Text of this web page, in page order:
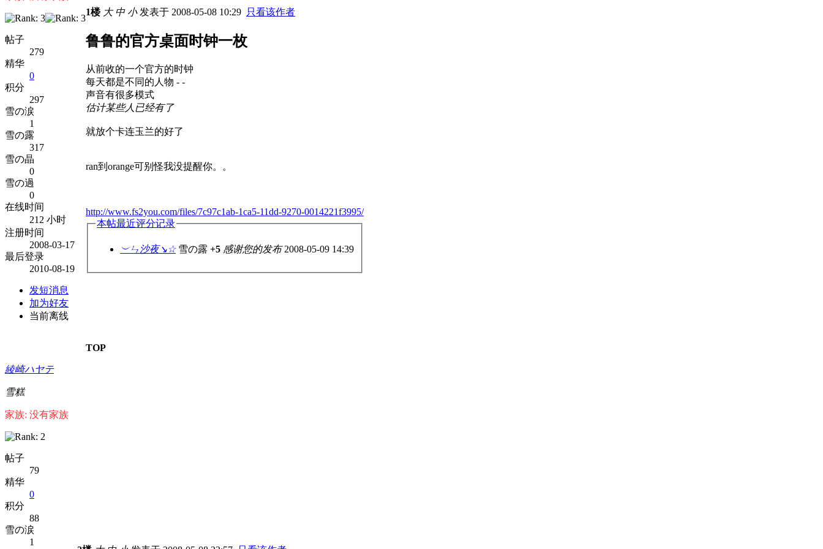
帖子
279
精华
0
积分
297
雪の涙
1
雪の露
317
雪の晶
0
雪の過
0
在线时间
212 小时
注册时间
2008-03-17
最后登录
2010-08-19
发短消息
加为好友
当前离线
1楼 大 中 小发表于 2008-05-08 10:29 只看该作者
鲁鲁的官方桌面时钟一枚
从前收的一个官方的时钟
每天都是不同的人物 - -
声音有很多模式
估计某些人已经有了
就放个卡连玉兰的好了
ran到orange可别怪我没提醒你。。
http://www.fs2you.com/files/7c97c1ab-1ca5-11dd-9270-0014221f3995/
本帖最近评分记录
︶ㄣ沙夜↘☆ 雪の露 +5 感谢您的发布 2008-05-09 14:39
TOP
綾崎ハヤテ
雪糕
家族: 没有家族
帖子
79
精华
0
积分
88
雪の涙
1